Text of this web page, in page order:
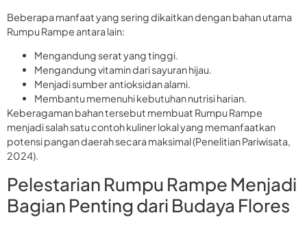
Beberapa manfaat yang sering dikaitkan dengan bahan utama
Rumpu Rampe antara lain:
Mengandung serat yang tinggi.
Mengandung vitamin dari sayuran hijau.
Menjadi sumber antioksidan alami.
Membantu memenuhi kebutuhan nutrisi harian.
Keberagaman bahan tersebut membuat Rumpu Rampe
menjadi salah satu contoh kuliner lokal yang memanfaatkan
potensi pangan daerah secara maksimal (Penelitian Pariwisata,
2024).
Pelestarian Rumpu Rampe Menjadi
Bagian Penting dari Budaya Flores